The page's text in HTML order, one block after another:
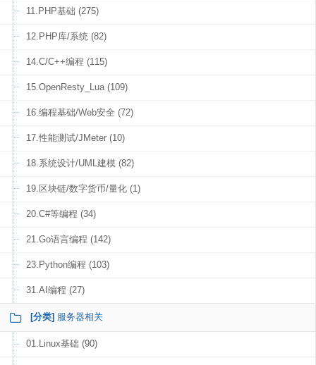
11.PHP基础 (275)
12.PHP库/系统 (82)
14.C/C++编程 (115)
15.OpenResty_Lua (109)
16.编程基础/Web安全 (72)
17.性能测试/JMeter (10)
18.系统设计/UML建模 (82)
19.区块链/数字货币/量化 (1)
20.C#等编程 (34)
21.Go语言编程 (142)
23.Python编程 (103)
31.AI编程 (27)
[分类] 服务器相关
01.Linux基础 (90)